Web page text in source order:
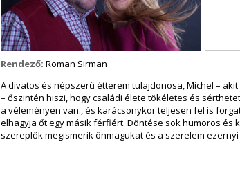
Rendező: Roman Sirman
A divatos és népszerű étterem tulajdonosa, Michel –
– őszintén hiszi, hogy családi élete tökéletes és
a véleményen van., és karácsonykor teljesen fel is
elhagyja őt egy másik férfiért. Döntése sok humoros és
szereplők megismerik önmagukat és a szerelem